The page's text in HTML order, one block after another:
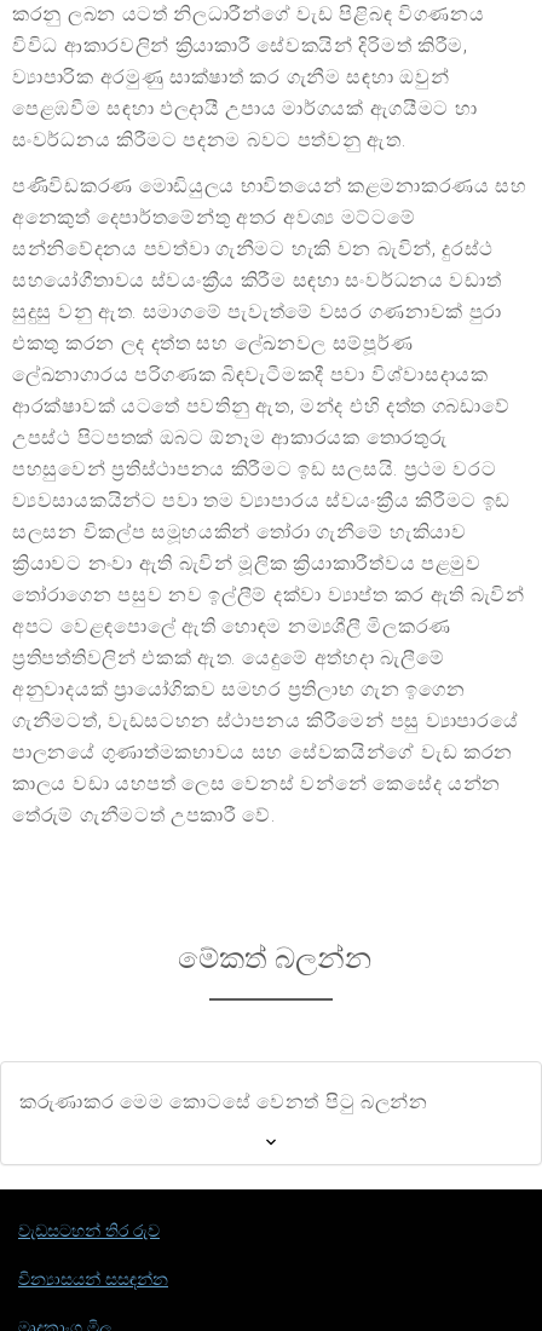
කරනු ලබන යටත් නිලධාරීන්ගේ වැඩ පිළිබඳ විගණනය
විවිධ ආකාරවලින් ක්‍රියාකාරී සේවකයින් දිරිමත් කිරීම,
ව්‍යාපාරික අරමුණු සාක්ෂාත් කර ගැනීම සඳහා ඔවුන්
පෙළඹවීම සඳහා ඵලදායී උපාය මාර්ගයක් ඇගයීමට හා
සංවර්ධනය කිරීමට පදනම බවට පත්වනු ඇත.
පණිවිඩකරණ මොඩියුලය භාවිතයෙන් කළමනාකරණය සහ
අනෙකුත් දෙපාර්තමේන්තු අතර අවශ්‍ය මට්ටමේ
සන්නිවේදනය පවත්වා ගැනීමට හැකි වන බැවින්, දුරස්ථ
සහයෝගීතාවය ස්වයංක්‍රීය කිරීම සඳහා සංවර්ධනය වඩාත්
සුදුසු වනු ඇත. සමාගමේ පැවැත්මේ වසර ගණනාවක් පුරා
එකතු කරන ලද දත්ත සහ ලේඛනවල සම්පූර්ණ
ලේඛනාගාරය පරිගණක බිඳවැටීමකදී පවා විශ්වාසදායක
ආරක්ෂාවක් යටතේ පවතිනු ඇත, මන්ද එහි දත්ත ගබඩාවේ
උපස්ථ පිටපතක් ඔබට ඕනෑම ආකාරයක තොරතුරු
පහසුවෙන් ප්‍රතිස්ථාපනය කිරීමට ඉඩ සලසයි. ප්‍රථම වරට
ව්‍යවසායකයින්ට පවා තම ව්‍යාපාරය ස්වයංක්‍රීය කිරීමට ඉඩ
සලසන විකල්ප සමූහයකින් තෝරා ගැනීමේ හැකියාව
ක්‍රියාවට නංවා ඇති බැවින් මූලික ක්‍රියාකාරීත්වය පළමුව
තෝරාගෙන පසුව නව ඉල්ලීම් දක්වා ව්‍යාප්ත කර ඇති බැවින්
අපට වෙළඳපොලේ ඇති හොඳම නම්‍යශීලී මිලකරණ
ප්‍රතිපත්තිවලින් එකක් ඇත. යෙදුමේ අත්හදා බැලීමේ
අනුවාදයක් ප්‍රායෝගිකව සමහර ප්‍රතිලාභ ගැන ඉගෙන
ගැනීමටත්, වැඩසටහන ස්ථාපනය කිරීමෙන් පසු ව්‍යාපාරයේ
පාලනයේ ගුණාත්මකභාවය සහ සේවකයින්ගේ වැඩ කරන
කාලය වඩා යහපත් ලෙස වෙනස් වන්නේ කෙසේද යන්න
තේරුම් ගැනීමටත් උපකාරී වේ.
මේකත් බලන්න
කරුණාකර මෙම කොටසේ වෙනත් පිටු බලන්න
වැඩසටහන් තිර රුව
වින්‍යාසයන් සසඳන්න